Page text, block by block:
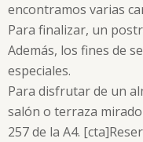
encontramos varias
Para finalizar, un
Además, los fines de
especiales.
Para disfrutar de un
salón o terraza
257 de la A4.